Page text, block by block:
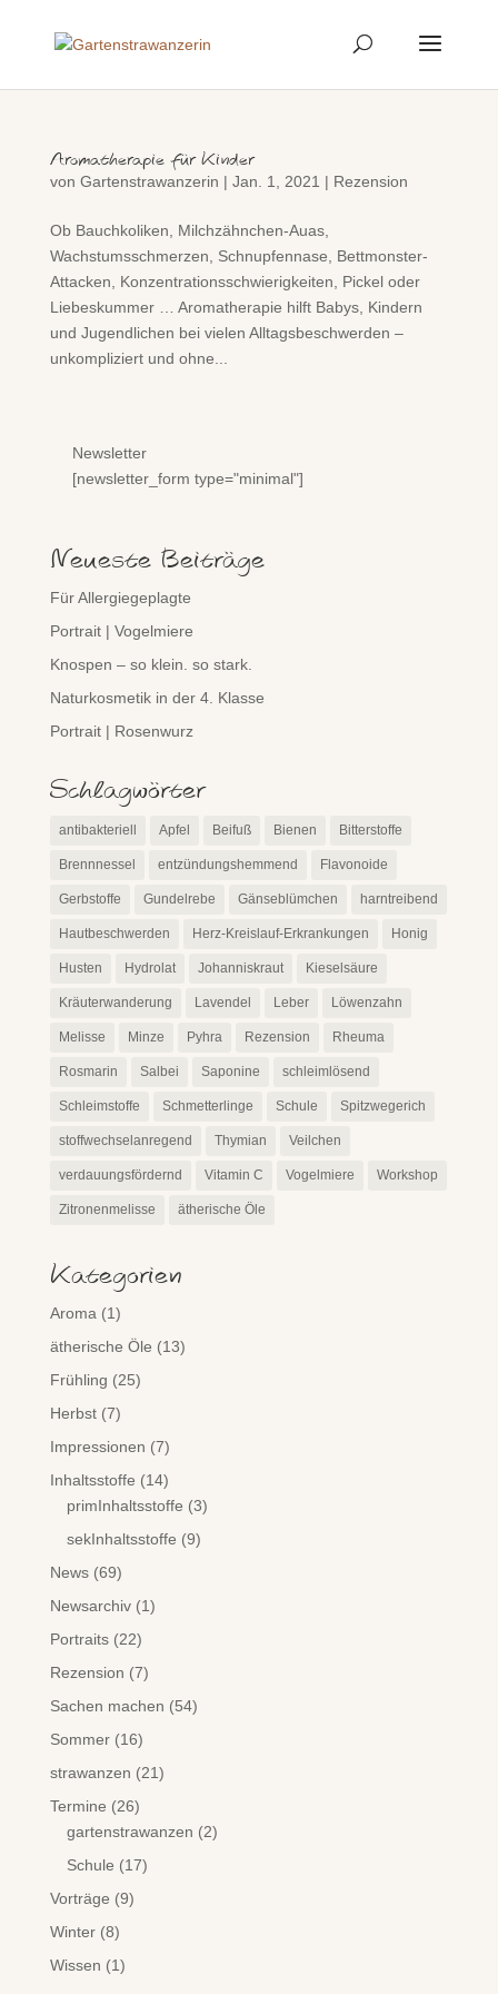
Aromatherapie für Kinder
von Gartenstrawanzerin | Jan. 1, 2021 | Rezension
Ob Bauchkoliken, Milchzähnchen-Auas,
Wachstumsschmerzen, Schnupfennase, Bettmonster-
Attacken, Konzentrationsschwierigkeiten, Pickel oder
Liebeskummer … Aromatherapie hilft Babys, Kindern
und Jugendlichen bei vielen Alltagsbeschwerden –
unkompliziert und ohne...
Newsletter
[newsletter_form type="minimal"]
Neueste Beiträge
Für Allergiegeplagte
Portrait | Vogelmiere
Knospen – so klein. so stark.
Naturkosmetik in der 4. Klasse
Portrait | Rosenwurz
Schlagwörter
antibakteriell Apfel Beifuß Bienen Bitterstoffe
Brennnessel entzündungshemmend Flavonoide
Gerbstoffe Gundelrebe Gänseblümchen harntreibend
Hautbeschwerden Herz-Kreislauf-Erkrankungen Honig
Husten Hydrolat Johanniskraut Kieselsäure
Kräuterwanderung Lavendel Leber Löwenzahn
Melisse Minze Pyhra Rezension Rheuma
Rosmarin Salbei Saponine schleimlösend
Schleimstoffe Schmetterlinge Schule Spitzwegerich
stoffwechselanregend Thymian Veilchen
verdauungsfördernd Vitamin C Vogelmiere Workshop
Zitronenmelisse ätherische Öle
Kategorien
Aroma (1)
ätherische Öle (13)
Frühling (25)
Herbst(7)
Impressionen (7)
Inhaltsstoffe (14)
primInhaltsstoffe (3)
sekInhaltsstoffe (9)
News(69)
Newsarchiv(1)
Portraits(22)
Rezension (7)
Sachen machen (54)
Sommer(16)
strawanzen (21)
Termine (26)
gartenstrawanzen (2)
Schule (17)
Vorträge (9)
Winter(8)
Wissen (1)